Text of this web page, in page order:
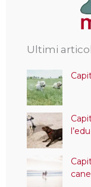
Ultimi
cane